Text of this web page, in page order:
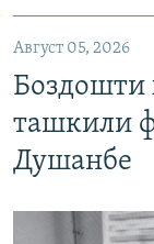
Август 05, 2026
Боздошти
ташкили
Душанбе